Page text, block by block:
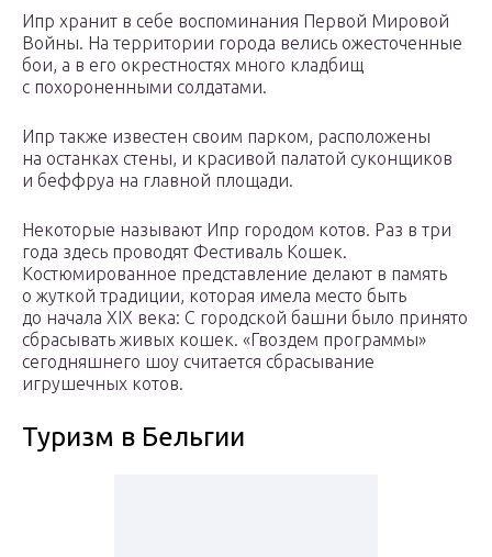
Ипр хранит в себе воспоминания Первой Мировой
Войны. На территории города велись ожесточенные
бои, а в его окрестностях много кладбищ
с похороненными солдатами.
Ипр также известен своим парком, расположены
на останках стены, и красивой палатой суконщиков
и беффруа на главной площади.
Некоторые называют Ипр городом котов. Раз в три
года здесь проводят Фестиваль Кошек.
Костюмированное представление делают в память
о жуткой традиции, которая имела место быть
до начала XIX века: С городской башни было принято
сбрасывать живых кошек. «Гвоздем программы»
сегодняшнего шоу считается сбрасывание
игрушечных котов.
Туризм в Бельгии